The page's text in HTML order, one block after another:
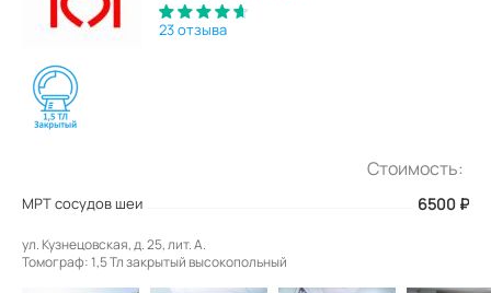
23 отзыва
Стоимость:
МРТ сосудов шеи 6500 ₽
ул. Кузнецовская, д. 25, лит. А.
Томограф: 1,5 Тл закрытый высокопольный